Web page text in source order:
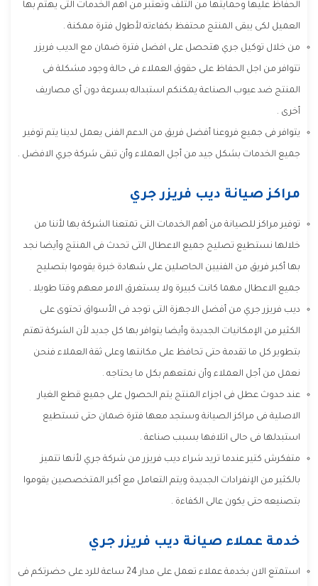
الحفاظ عليها وحمايتها من التلف وتعتبر من اهم الخدمات التى يهتم بها
العميل لكى يبقى المنتج محتفظ بكفاءته لأطول فترة ممكنة .
من خلال توكيل جري هتحصل على افضل فترة ضمان مع الديب فريزر
تتوافر من اجل الحفاظ على حقوق العملاء فى حالة وجود مشكلة فى
المنتج ضد عيوب الصناعة يمكنكم استبداله بسرعة دون أى مصاريف
أخرى .
يتوافر فى جميع فروعنا أفضل فريق من الدعم الفنى يعمل لدينا يتم توفير
جميع الخدمات بشكل جيد من أجل العملاء وأن تبقى شركة جري الافضل .
مراكز صيانة ديب فريزر جري
توفير مراكز للصيانة من أهم الخدمات التى تمتعنا الشركة بها لأننا من
خلالها نستطيع تصليح جميع الاعطال التى تحدث فى المنتج وأيضا نجد
بها أكبر فريق من الفنيين الحاصلين على شهادة خبرة يقوموا بتصليح
جميع الاعطال مهما كانت كبيرة ولا يستغرق الامر معهم وقتا طويلا .
ديب فريزر جري من أفضل الاجهزة التى توجد فى الأسواق تحتوى على
الكثير من الإمكانيات الجديدة وأيضا يتوافر بها كل جديد لأن الشركة تهتم
بتطوير كل ما تقدمة حتى تحافظ على مكانتها وعلى ثقة العملاء فنحن
نعمل من أجل العملاء وأن نمتعهم بكل ما يحتاجه .
عند حدوث عطل فى اجزاء المنتج يتم الحصول على جميع قطع الغيار
الاصلية فى مراكز الصيانة وستجد معها فترة ضمان حتى تستطيع
استبدلها فى حالى اتلافها بسبب صناعة .
متفكرش كتير عندما تريد شراء ديب فريزر من شركة جري لأنها تتميز
بالكثير من الإنفرادات الجديدة ويتم التعامل مع أكبر المتخصصين يقوموا
بتصنيعه حتى يكون عالى الكفاءة .
خدمة عملاء صيانة ديب فريزر جري
استمتع الان بخدمة عملاء تعمل على مدار 24 ساعة للرد على حضرتكم فى